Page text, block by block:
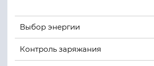
Выбор энергии
Контроль заряжания